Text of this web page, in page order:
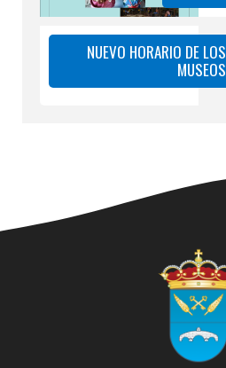
NUEVO HORARIO DE LOS
MUSEOS